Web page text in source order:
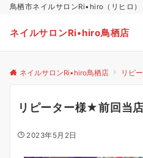
鳥栖市ネイルサロンRi•hiro（リヒロ）
ネイルサロンRi•hiro鳥栖店
ネイルサロンRi•hiro鳥栖店 リピ
リピーター様★前回当
2023年5月2日